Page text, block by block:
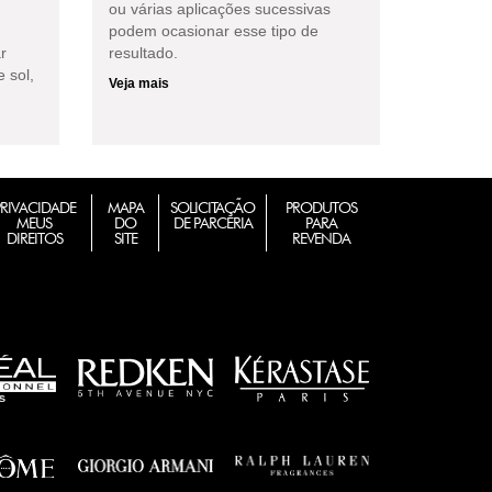
sol,
ou várias aplicações sucessivas
podem ocasionar esse tipo de
resultado.
Veja mais
MEUS
DIREITOS
MAPA
DO
SITE
SOLICITAÇÃO
DE PARCERIA
PRODUTOS
PARA
REVENDA